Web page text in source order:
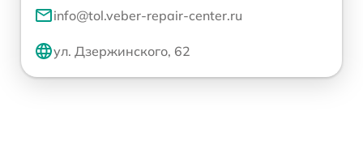
info@tol.veber-repair-center.ru
ул. Дзержинского, 62